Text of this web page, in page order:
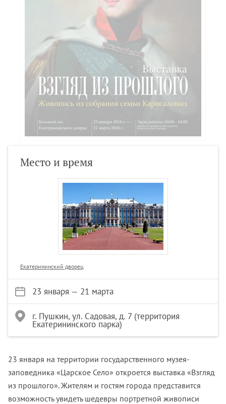
Место и время
Екатерининский дворец
23 января — 21 марта
г. Пушкин, ул. Садовая, д. 7 (территория
Екатерининского парка)
23 января на территории государственного музея-
заповедника «Царское Село» откроется выставка «Взгляд
из прошлого». Жителям и гостям города представится
возможность увидеть шедевры портретной живописи